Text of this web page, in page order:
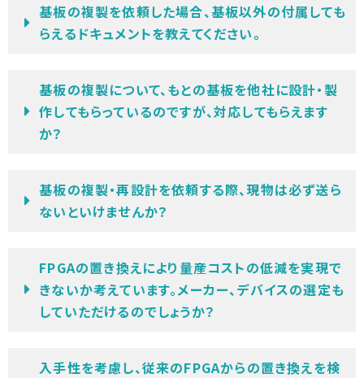
基板の複製を依頼した場合、基板以外の付属しても
らえるドキュメントを教えてください。
基板の複製について、もとの基板を他社に設計・製
作してもらっているのですが、対応してもらえます
か？
基板の複製・再設計を依頼する際、現物は必ず送ら
ないといけませんか？
FPGAの置き換えにより量産コストの低減を実現で
きないか考えています。メーカー、デバイスの選定も
していただけるのでしょうか？
入手性を考慮し、従来のFPGAからの置き換えを検